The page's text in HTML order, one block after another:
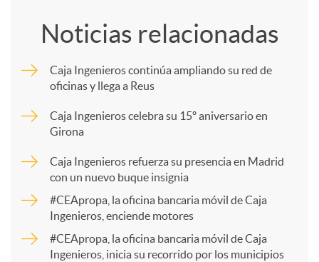
m
r
t
Noticias relacionadas
Caja Ingenieros continúa ampliando su red de
oficinas y llega a Reus
Caja Ingenieros celebra su 15º aniversario en
Girona
Caja Ingenieros refuerza su presencia en Madrid
con un nuevo buque insignia
#CEApropa, la oficina bancaria móvil de Caja
Ingenieros, enciende motores
#CEApropa, la oficina bancaria móvil de Caja
Ingenieros, inicia su recorrido por los municipios